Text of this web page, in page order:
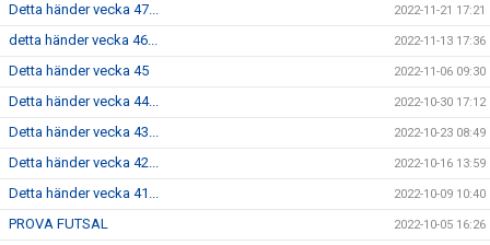
Detta händer vecka 47... 2022-11-21 17:21
detta händer vecka 46... 2022-11-13 17:36
Detta händer vecka 45 2022-11-06 09:30
Detta händer vecka 44... 2022-10-30 17:12
Detta händer vecka 43... 2022-10-23 08:49
Detta händer vecka 42... 2022-10-16 13:59
Detta händer vecka 41... 2022-10-09 10:40
PROVA FUTSAL 2022-10-05 16:26